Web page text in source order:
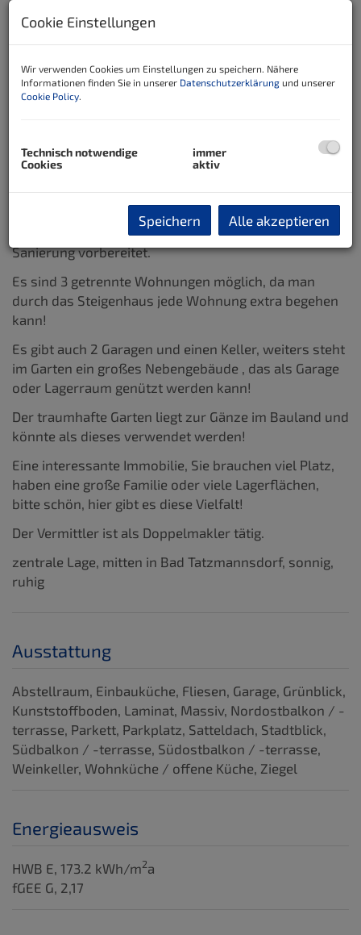
Beschreibung
steht in zentrale Lage von Bad Tatzmannsdorf!
Dieses Haus wurde bereits entkernt und für eine
Sanierung vorbereitet.
Es sind 3 getrennte Wohnungen möglich, da man
durch das Steigenhaus jede Wohnung extra begehen
kann!
Es gibt auch 2 Garagen und einen Keller, weiters steht
im Garten ein großes Nebengebäude , das als Garage
oder Lagerraum genützt werden kann!
Der traumhafte Garten liegt zur Gänze im Bauland und
könnte als dieses verwendet werden!
Eine interessante Immobilie, Sie brauchen viel Platz,
haben eine große Familie oder viele Lagerflächen,
bitte schön, hier gibt es diese Vielfalt!
Der Vermittler ist als Doppelmakler tätig.
zentrale Lage, mitten in Bad Tatzmannsdorf, sonnig,
ruhig
Ausstattung
Abstellraum Einbauküche Fliesen Garage Grünblick
Kunststoffboden Laminat Massiv Nordostbalkon / -
terrasse Parkett Parkplatz Satteldach Stadtblick
Südbalkon / -terrasse Südostbalkon / -terrasse
Weinkeller Wohnküche / offene Küche Ziegel
Energieausweis
HWB E, 173.2 kWh/m2a
fGEE G, 2,17
Cookie Einstellungen
Wir verwenden Cookies um Einstellungen zu speichern. Nähere
Informationen finden Sie in unserer Datenschutzerklärung und unserer
Cookie Policy
Technisch notwendige
Cookies
immer
aktiv
Speichern Alle akzeptieren